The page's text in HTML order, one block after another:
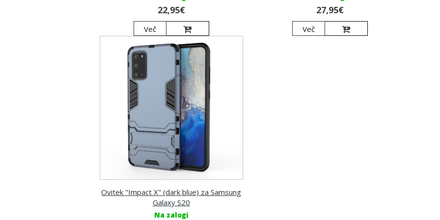
22,95€
Več
27,95€
Več
Ovitek "Impact X" (dark blue) za Samsung
Galaxy S20
Na zalogi